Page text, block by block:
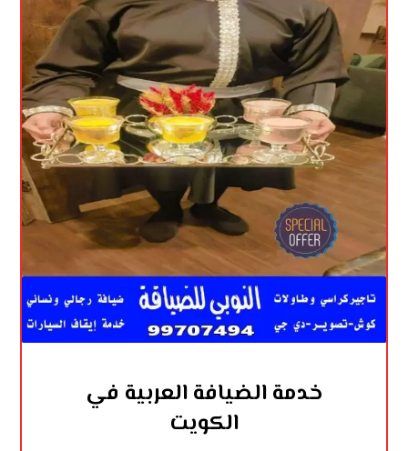
خدمة الضيافة العربية في
الكويت